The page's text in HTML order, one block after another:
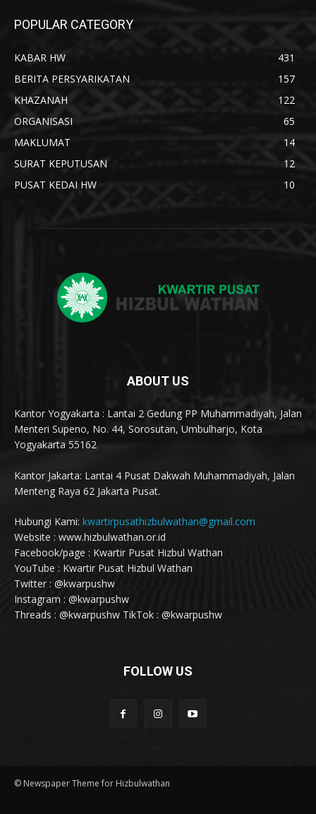
POPULAR CATEGORY
KABAR HW
431
BERITA PERSYARIKATAN
157
KHAZANAH
122
ORGANISASI
65
MAKLUMAT
14
SURAT KEPUTUSAN
12
PUSAT KEDAI HW
10
ABOUT US
Kantor Yogyakarta : Lantai 2 Gedung PP Muhammadiyah, Jalan
Menteri Supeno, No. 44, Sorosutan, Umbulharjo, Kota
Yogyakarta 55162
Kantor Jakarta: Lantai 4 Pusat Dakwah Muhammadiyah, Jalan
Menteng Raya 62 Jakarta Pusat.
Hubungi Kami: kwartirpusathizbulwathan@gmail.com
Website : www.hizbulwathan.or.id
Facebook/page : Kwartir Pusat Hizbul Wathan
YouTube : Kwartir Pusat Hizbul Wathan
Twitter : @kwarpushw
Instagram : @kwarpushw
Threads : @kwarpushw TikTok : @kwarpushw
FOLLOW US
© Newspaper Theme for Hizbulwathan